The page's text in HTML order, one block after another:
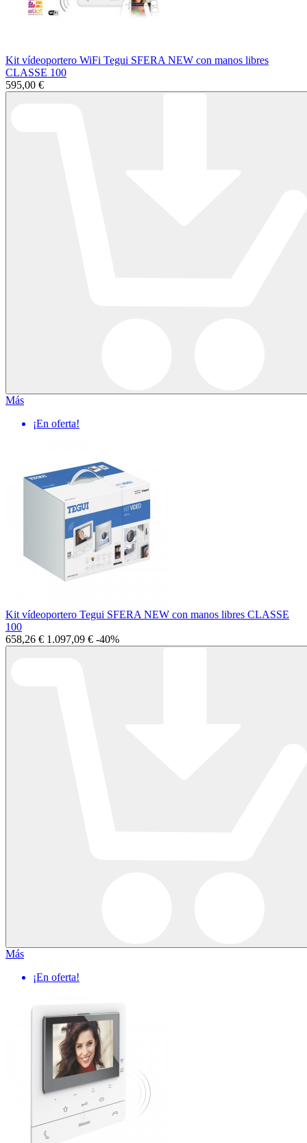
Kit vídeoportero WiFi Tegui SFERA NEW con manos libres
CLASSE 100
595,00 €
Más
¡En oferta!
Kit vídeoportero Tegui SFERA NEW con manos libres CLASSE
100
658,26 € 1.097,09 € -40%
Más
¡En oferta!